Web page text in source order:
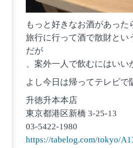
もっと好きなお酒があっ
旅行に行って酒で散財と
だが
、案外一人で飲むにはい
よし今日は帰ってテレビ
升徳升本本店
東京都港区新橋 3-25-13
03-5422-1980
https://tabelog.com/tokyo/